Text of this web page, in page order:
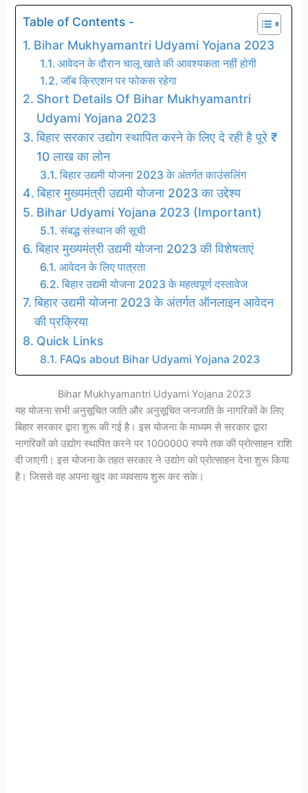
Table of Contents -
Bihar Mukhyamantri Udyami Yojana 2023
आवेदन के दौरान चालू खाते की आवश्यकता नहीं होगी
जॉब क्रिएशन पर फोकस रहेगा
Short Details Of Bihar Mukhyamantri
Udyami Yojana 2023
बिहार सरकार उद्योग स्थापित करने के लिए दे रही है पूरे ₹
10 लाख का लोन
बिहार उद्यमी योजना 2023 के अंतर्गत काउंसलिंग
बिहार मुख्यमंत्री उद्यमी योजना 2023 का उद्देश्य
Bihar Udyami Yojana 2023 (Important)
संबद्ध संस्थान की सूची
बिहार मुख्यमंत्री उद्यमी योजना 2023 की विशेषताएं
आवेदन के लिए पात्रता
बिहार उद्यमी योजना 2023 के महत्वपूर्ण दस्तावेज
बिहार उद्यमी योजना 2023 के अंतर्गत ऑनलाइन आवेदन
की प्रक्रिया
Quick Links
FAQs about Bihar Udyami Yojana 2023
Bihar Mukhyamantri Udyami Yojana 2023
यह योजना सभी अनुसूचित जाति और अनुसूचित जनजाति के नागरिकों के लिए
बिहार सरकार द्वारा शुरू की गई है। इस योजना के माध्यम से सरकार द्वारा
नागरिकों को उद्योग स्थापित करने पर 1000000 रुपये तक की प्रोत्साहन राशि
दी जाएगी। इस योजना के तहत सरकार ने उद्योग को प्रोत्साहन देना शुरू किया
है। जिससे वह अपना खुद का व्यवसाय शुरू कर सके।